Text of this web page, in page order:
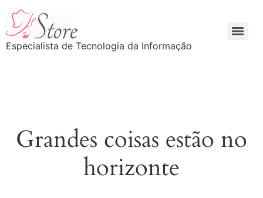
Especialista de Tecnologia da Informação
Grandes coisas estão no
horizonte